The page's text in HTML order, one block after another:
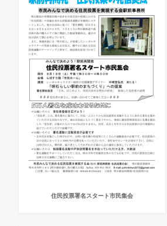
住民投票署名スタート市民集会